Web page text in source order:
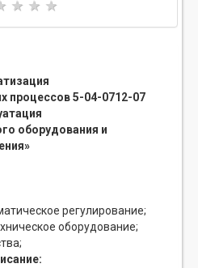
процессов 5-04-0712-07
оборудования и
регулирование;
оборудование;